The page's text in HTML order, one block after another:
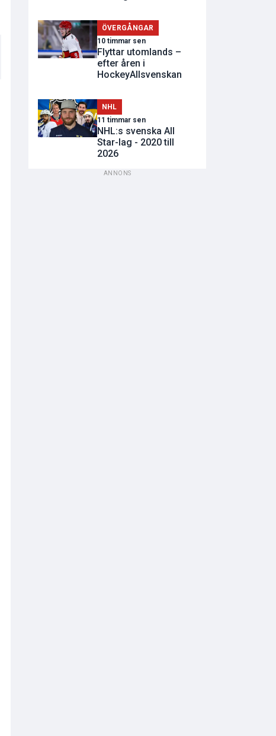
ÖVERGÅNGAR
10 timmar sen
Flyttar utomlands –
efter åren i
HockeyAllsvenskan
NHL
11 timmar sen
NHL:s svenska All
Star-lag - 2020 till
2026
ANNONS